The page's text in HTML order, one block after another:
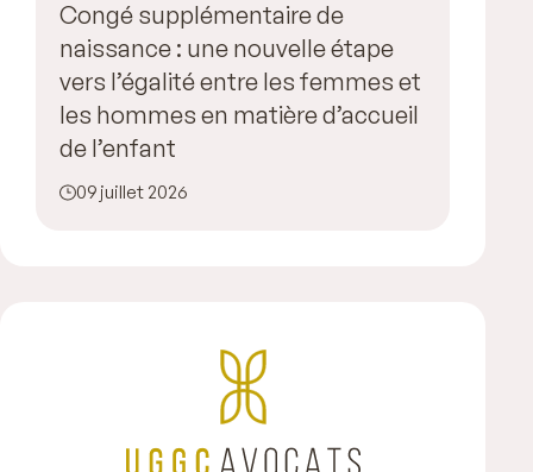
Congé supplémentaire de
naissance : une nouvelle étape
vers l’égalité entre les femmes et
les hommes en matière d’accueil
de l’enfant
09 juillet 2026